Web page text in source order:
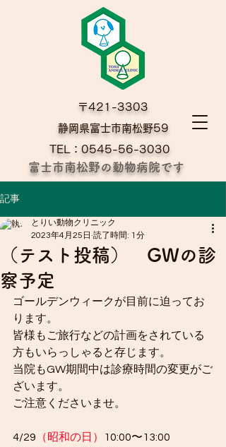
〒421-3303
​静岡県富士市南松野59
TEL：0545-56-3030
富士市南松野の動物病院です
記事
（テスト投稿） GWの診
察予定
とりい動物クリニック
2023年4月25日 読了時間: 1分
ゴールデンウィークが目前に迫ってお
ります。
皆様もご旅行などの計画をされている
方もいらっしゃると存じます。
当院もGW期間中は診療時間の変更がご
ざいます。
ご注意くださいませ。
4/29 （昭和の日）
10:00〜13:00